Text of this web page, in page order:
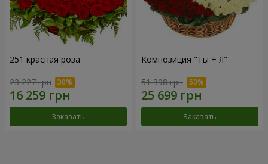
251 красная роза
23 227 грн
Заказать
Композиция "Ты + Я"
51 398 грн
Заказать